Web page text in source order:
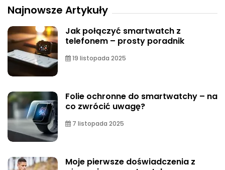
Najnowsze Artykuły
Jak połączyć smartwatch z
telefonem – prosty poradnik
19 listopada 2025
Folie ochronne do smartwatchy – na
co zwrócić uwagę?
7 listopada 2025
Moje pierwsze doświadczenia z